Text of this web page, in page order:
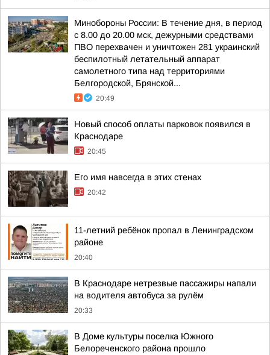
Минобороны России: В течение дня, в период
с 8.00 до 20.00 мск, дежурными средствами
ПВО перехвачен и уничтожен 281 украинский
беспилотный летательный аппарат
самолетного типа над территориями
Белгородской, Брянской...
20:49
Новый способ оплаты парковок появился в
Краснодаре
20:45
Его имя навсегда в этих стенах
20:42
11-летний ребёнок пропал в Ленинградском
районе
20:40
В Краснодаре нетрезвые пассажиры напали
на водителя автобуса за рулём
20:33
В Доме культуры поселка Южного
Белореченского района прошло